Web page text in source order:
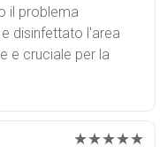
il problema
disinfettato l'area
e cruciale per la
★★★★★